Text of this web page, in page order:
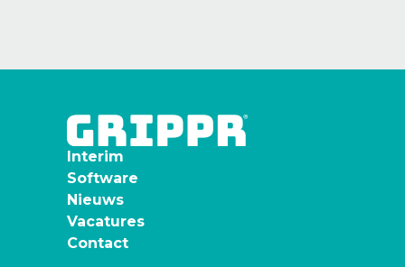
Interim
Software
Nieuws
Vacatures
Contact